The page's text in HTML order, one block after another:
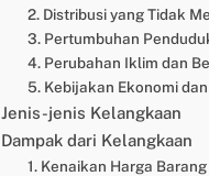
2. Distribusi yang Tidak
3. Pertumbuhan
4. Perubahan Iklim dan
5. Kebijakan Ekonomi
Jenis-jenis Kelangkaan
Dampak dari Kelangkaan
1. Kenaikan Harga Barang